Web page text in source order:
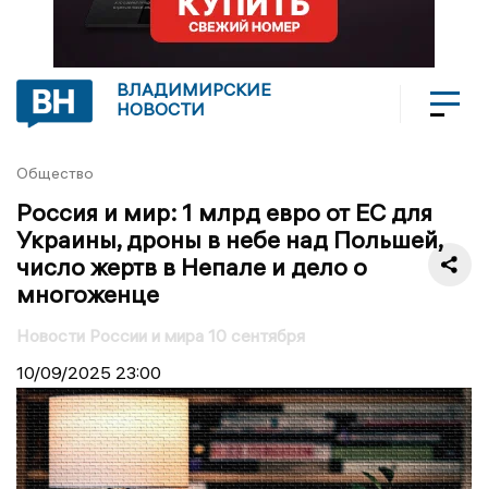
ВЛАДИМИРСКИЕ
НОВОСТИ
Общество
Россия и мир: 1 млрд евро от ЕС для
Украины, дроны в небе над Польшей,
число жертв в Непале и дело о
многоженце
Новости России и мира 10 сентября
10/09/2025 23:00